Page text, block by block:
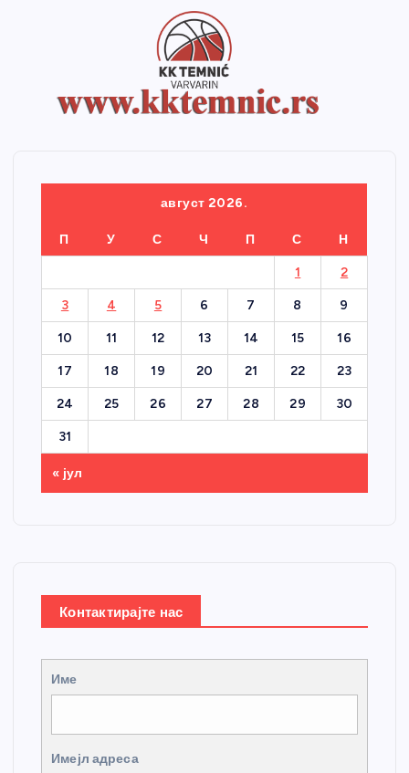
август 2026.
П У С Ч П С Н
1 2
3 4 5 6 7 8 9
10 11 12 13 14 15 16
17 18 19 20 21 22 23
24 25 26 27 28 29 30
31
« јул
Контактирајте нас
Име
Имејл адреса